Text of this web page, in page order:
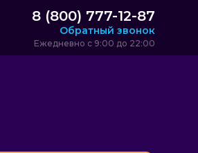
8 (800) 777-12-87
Обратный звонок
Ежедневно с 9:00 до 22:00